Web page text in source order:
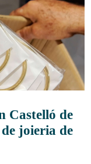
Castelló de
de joieria de